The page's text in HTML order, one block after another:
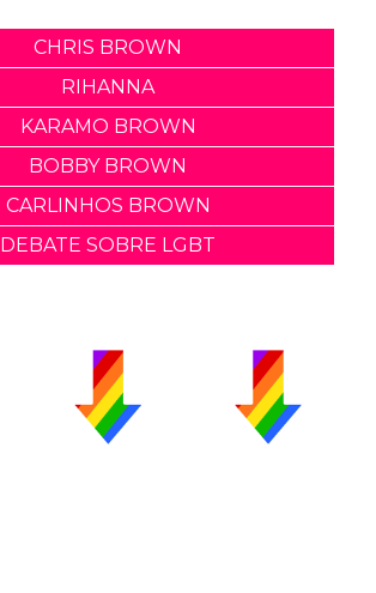
CHRIS BROWN
RIHANNA
KARAMO BROWN
BOBBY BROWN
CARLINHOS BROWN
DEBATE SOBRE LGBT